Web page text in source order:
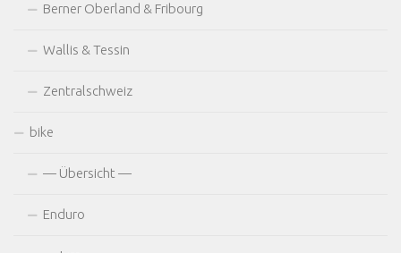
Berner Oberland & Fribourg
Wallis & Tessin
Zentralschweiz
bike
— Übersicht —
Enduro